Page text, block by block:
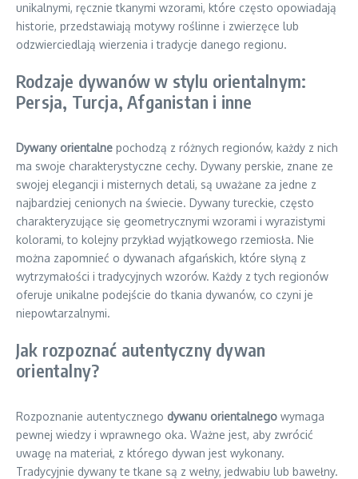
unikalnymi, ręcznie tkanymi wzorami, które często opowiadają
historie, przedstawiają motywy roślinne i zwierzęce lub
odzwierciedlają wierzenia i tradycje danego regionu.
Rodzaje dywanów w stylu orientalnym:
Persja, Turcja, Afganistan i inne
Dywany orientalne pochodzą z różnych regionów, każdy z nich
ma swoje charakterystyczne cechy. Dywany perskie, znane ze
swojej elegancji i misternych detali, są uważane za jedne z
najbardziej cenionych na świecie. Dywany tureckie, często
charakteryzujące się geometrycznymi wzorami i wyrazistymi
kolorami, to kolejny przykład wyjątkowego rzemiosła. Nie
można zapomnieć o dywanach afgańskich, które słyną z
wytrzymałości i tradycyjnych wzorów. Każdy z tych regionów
oferuje unikalne podejście do tkania dywanów, co czyni je
niepowtarzalnymi.
Jak rozpoznać autentyczny dywan
orientalny?
Rozpoznanie autentycznego dywanu orientalnego wymaga
pewnej wiedzy i wprawnego oka. Ważne jest, aby zwrócić
uwagę na materiał, z którego dywan jest wykonany.
Tradycyjnie dywany te tkane są z wełny, jedwabiu lub bawełny.